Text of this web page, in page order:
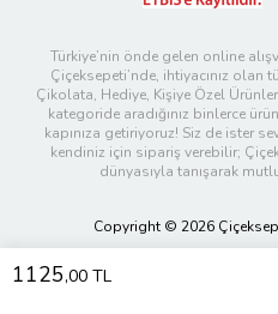
1125,00 TL
Türkiye’nin önde gelen online
Çiçeksepeti’nde, ihtiyacınız
Çikolata, Hediye, Kişiye Özel
kategoride aradığınız binlerce
kapınıza getiriyoruz! Siz de ister
kendiniz için sipariş verebilir;
dünyasıyla tanışarak
Copyright © 2026